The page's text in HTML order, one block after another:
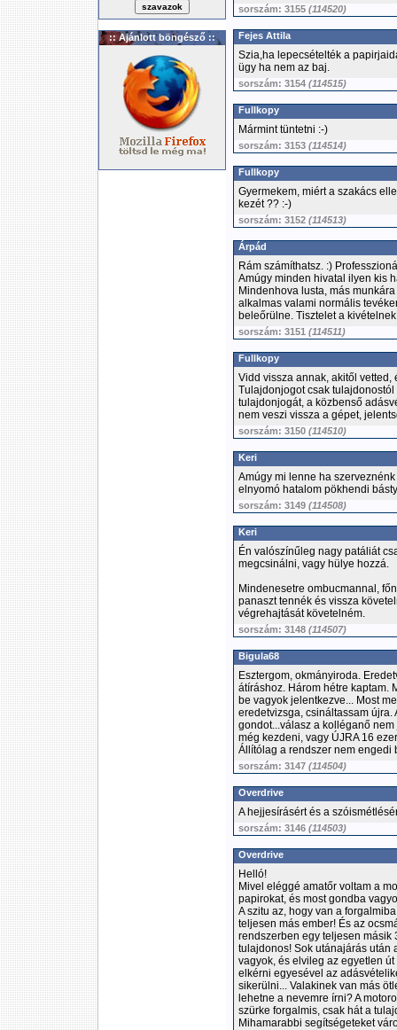
:: Ajánlott böngésző ::
sorszám: 3155 (114520)
Fejes Attila
Szia,ha lepecsételték a
ügy ha nem az baj.
sorszám: 3154 (114515)
Fullkopy
Mármint tüntetni :-)
sorszám: 3153 (114514)
Fullkopy
Gyermekem, miért a szakács
kezét ?? :-)
sorszám: 3152 (114513)
Árpád
Rám számíthatsz. :)
Amúgy minden hivatal ilyen kis
Mindenhova lusta, más
alkalmas valami normális
beleőrülne. Tisztelet a
sorszám: 3151 (114511)
Fullkopy
Vidd vissza annak, akitől vetted,
Tulajdonjogot csak
tulajdonjogát, a közbenső
nem veszi vissza a gépet,
sorszám: 3150 (114510)
Keri
Amúgy mi lenne ha
elnyomó hatalom pökhendi
sorszám: 3149 (114508)
Keri
Én valószínűleg nagy patáliát
megcsinálni, vagy hülye hozzá.
Mindenesetre ombucmannal,
panaszt tennék és vissza
végrehajtását követelném.
sorszám: 3148 (114507)
Bigula68
Esztergom, okmányiroda.
átíráshoz. Három hétre kaptam.
be vagyok jelentkezve... Most
eredetvizsga, csináltassam újra.
gondot...válasz a kolléganő
még kezdeni, vagy ÚJRA 16
Állítólag a rendszer nem engedi
sorszám: 3147 (114504)
Overdrive
A hejjesírásért és a
sorszám: 3146 (114503)
Overdrive
Helló!
Mivel eléggé amatőr voltam a
papirokat, és most gondba
A szitu az, hogy van a
teljesen más ember! És az
rendszerben egy teljesen másik
tulajdonos! Sok utánajárás után
vagyok, és elvileg az egyetlen
elkérni egyesével az
sikerülni... Valakinek van más
lehetne a nevemre írni? A
szürke forgalmis, csak hát a
Mihamarabbi segítségeteket